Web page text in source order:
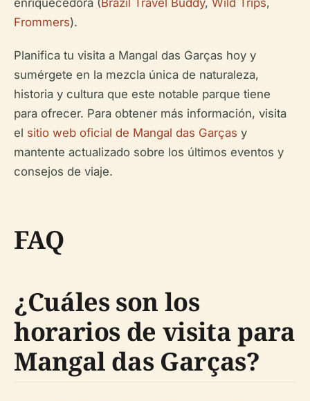
enriquecedora (Brazil Travel Buddy, Wild Trips,
Frommers).
Planifica tu visita a Mangal das Garças hoy y
sumérgete en la mezcla única de naturaleza,
historia y cultura que este notable parque tiene
para ofrecer. Para obtener más información, visita
el sitio web oficial de Mangal das Garças y
mantente actualizado sobre los últimos eventos y
consejos de viaje.
FAQ
¿Cuáles son los
horarios de visita para
Mangal das Garças?